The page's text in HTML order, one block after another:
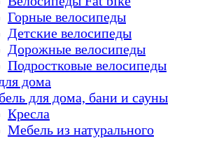
Горные велосипеды
Детские велосипеды
Дорожные велосипеды
Подростковые велосипеды
дома
для дома, бани и сауны
Кресла
Мебель из натурального